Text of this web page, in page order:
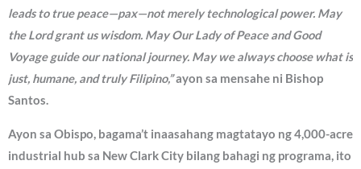
leads to true peace—pax—not merely technological power. May
the Lord grant us wisdom. May Our Lady of Peace and Good
Voyage guide our national journey. May we always choose what is
just, humane, and truly Filipino,”ayon sa mensahe ni Bishop
Santos.
Ayon sa Obispo, bagama’t inaasahang magtatayo ng 4,000-acre
industrial hub sa New Clark City bilang bahagi ng programa, ito